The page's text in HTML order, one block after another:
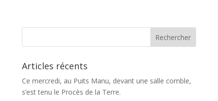
Articles récents
Ce mercredi, au Puits Manu, devant une salle comble,
s’est tenu le Procès de la Terre.